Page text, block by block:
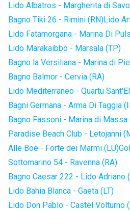
Lido Albatros - Margherita di
Bagno Tiki 26 - Rimini (RN)Lido
Lido Fatamorgana - Marina Di
Lido Marakaibbo - Marsala (TP)
Bagno la Versiliana - Marina di
Bagno Balmor - Cervia (RA)
Lido Mediterraneo - Quartu
Bagni Germana - Arma Di Taggia
Bagno Fassoni - Marina di Massa
Paradise Beach Club - Letojanni
Alle Boe - Forte dei Marmi (LU)
Sottomarino 54 - Ravenna (RA)
Bagno Caesar 222 - Lido Adriano
Lido Bahia Blanca - Gaeta (LT)
Lido Don Pablo - Castel Volturno